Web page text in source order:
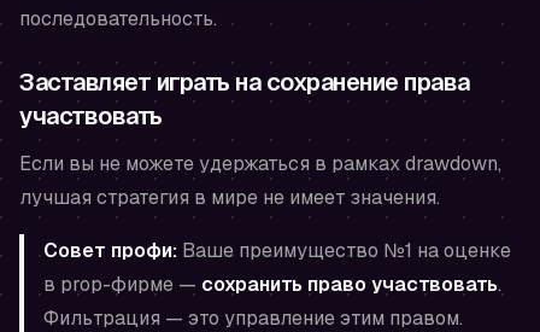
последовательность.
Заставляет играть на сохранение права
участвовать
Если вы не можете удержаться в рамках drawdown,
лучшая стратегия в мире не имеет значения.
Совет профи: Ваше преимущество №1 на оценке
в prop-фирме — сохранить право участвовать.
Фильтрация — это управление этим правом.